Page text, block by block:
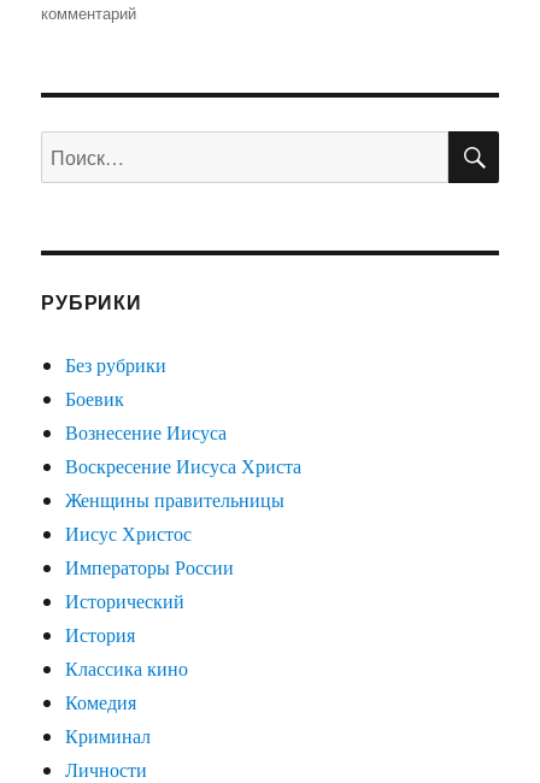
комментарий
Иисуса
Искать:
РУБРИКИ
Без рубрики
Боевик
Вознесение Иисуса
Воскресение Иисуса Христа
Женщины правительницы
Иисус Христос
Императоры России
Исторический
История
Классика кино
Комедия
Криминал
Личности